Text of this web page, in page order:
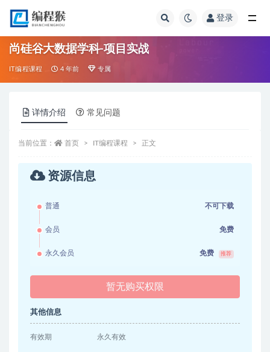
登录
尚硅谷大数据学科-项目实战
IT编程课程 4 年前 专属
详情介绍 常见问题
当前位置： 首页 IT编程课程 正文
资源信息
普通 不可下载
会员 免费
永久会员 免费 推荐
暂无购买权限
其他信息
有效期 永久有效